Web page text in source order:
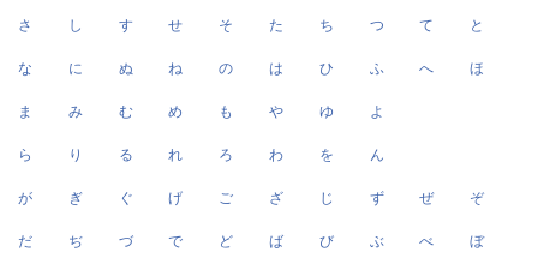
さ し す せ そ た ち つ て と
な に ぬ ね の は ひ ふ へ ほ
ま み む め も や ゆ よ
ら り る れ ろ わ を ん
が ぎ ぐ げ ご ざ じ ず ぜ ぞ
だ ぢ づ で ど ば び ぶ べ ぼ